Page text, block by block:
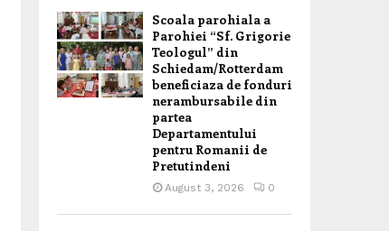
Scoala parohiala a
Parohiei “Sf. Grigorie
Teologul” din
Schiedam/Rotterdam
beneficiaza de fonduri
nerambursabile din
partea
Departamentului
pentru Romanii de
Pretutindeni
August 3, 2026 0